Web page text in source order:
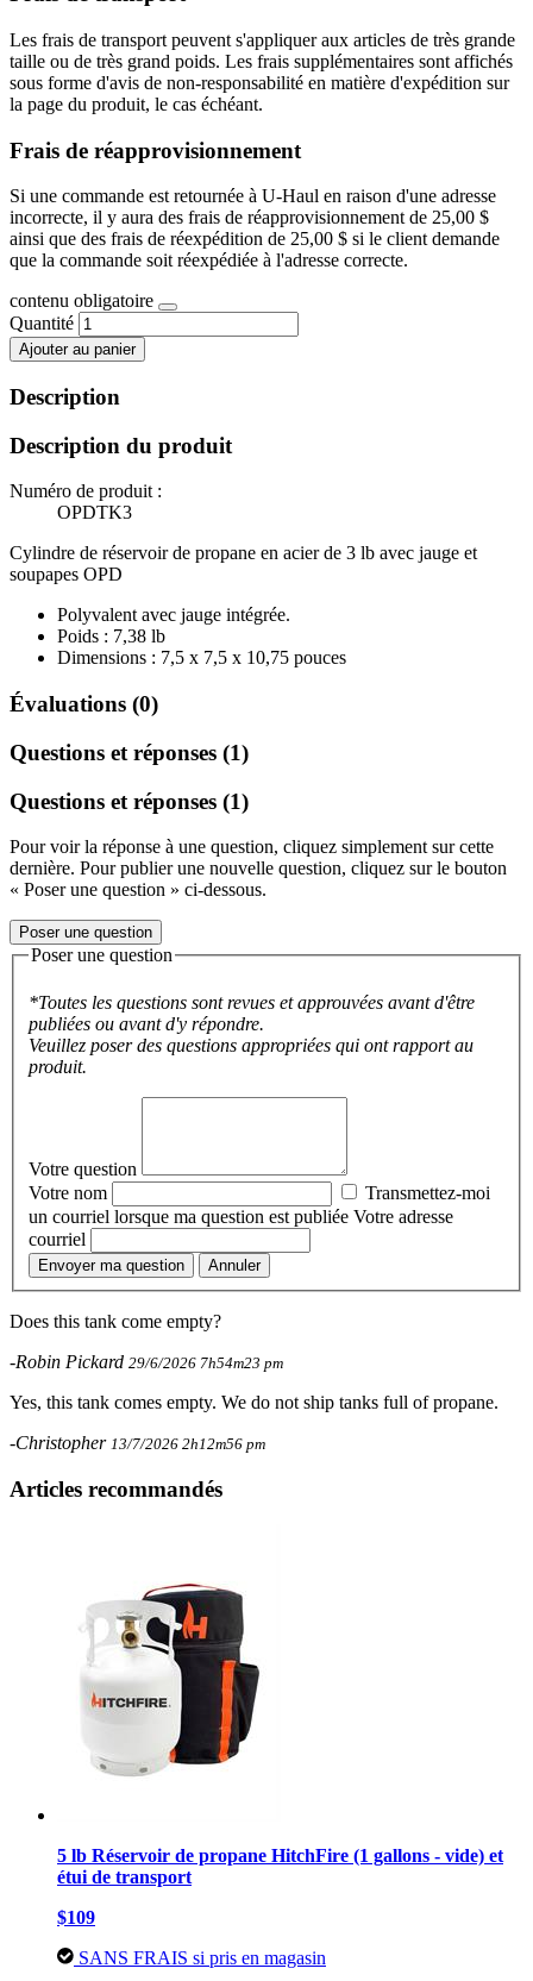
Les frais de transport peuvent s'appliquer aux articles de très grande
taille ou de très grand poids. Les frais supplémentaires sont affichés
sous forme d'avis de non-responsabilité en matière d'expédition sur
la page du produit, le cas échéant.
Frais de réapprovisionnement
Si une commande est retournée à U-Haul en raison d'une adresse
incorrecte, il y aura des frais de réapprovisionnement de 25,00 $
ainsi que des frais de réexpédition de 25,00 $ si le client demande
que la commande soit réexpédiée à l'adresse correcte.
contenu obligatoire
Quantité
Ajouter au panier
Description
Description du produit
Numéro de produit :
OPDTK3
Cylindre de réservoir de propane en acier de 3 lb avec jauge et
soupapes OPD
Polyvalent avec jauge intégrée.
Poids : 7,38 lb
Dimensions : 7,5 x 7,5 x 10,75 pouces
Évaluations (0)
Questions et réponses (1)
Questions et réponses (1)
Pour voir la réponse à une question, cliquez simplement sur cette
dernière. Pour publier une nouvelle question, cliquez sur le bouton
« Poser une question » ci-dessous.
Poser une question
Poser une question
*Toutes les questions sont revues et approuvées avant d'être
publiées ou avant d'y répondre.
Veuillez poser des questions appropriées qui ont rapport au
produit.
Votre question
Votre nom
Transmettez-moi
un courriel lorsque ma question est publiée Votre adresse
courriel
Envoyer ma question Annuler
Does this tank come empty?
-Robin Pickard 29/6/2026 7h54m23 pm
Yes, this tank comes empty. We do not ship tanks full of propane.
-Christopher 13/7/2026 2h12m56 pm
Articles recommandés
5 lb Réservoir de propane HitchFire (1 gallons - vide) et
étui de transport
$109
SANS FRAIS si pris en magasin